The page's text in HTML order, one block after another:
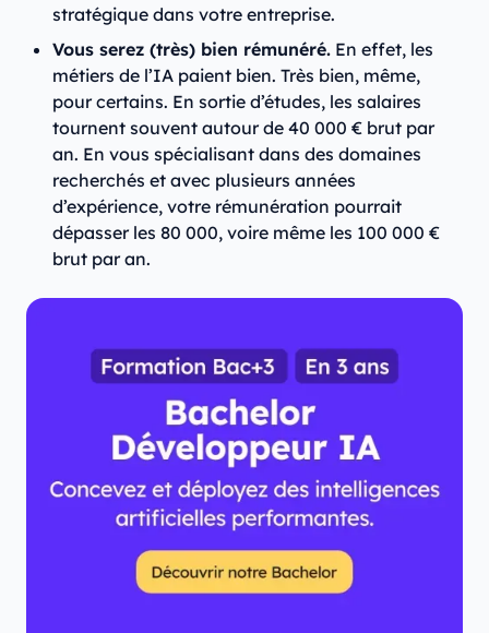
stratégique dans votre entreprise.
Vous serez (très) bien rémunéré. En effet, les
métiers de l’IA paient bien. Très bien, même,
pour certains. En sortie d’études, les salaires
tournent souvent autour de 40 000 € brut par
an. En vous spécialisant dans des domaines
recherchés et avec plusieurs années
d’expérience, votre rémunération pourrait
dépasser les 80 000, voire même les 100 000 €
brut par an.